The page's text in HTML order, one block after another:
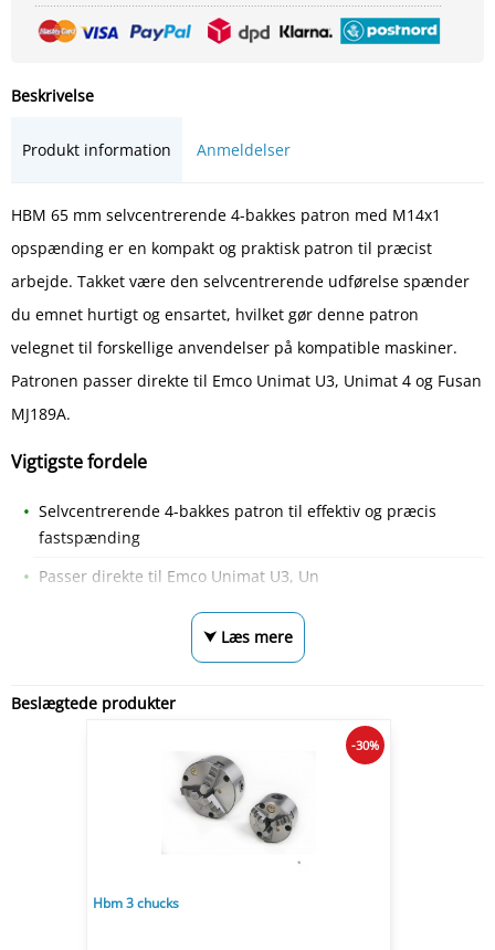
Beskrivelse
Produkt information Anmeldelser
HBM 65 mm selvcentrerende 4-bakkes patron med M14x1
opspænding er en kompakt og praktisk patron til præcist
arbejde. Takket være den selvcentrerende udførelse spænder
du emnet hurtigt og ensartet, hvilket gør denne patron
velegnet til forskellige anvendelser på kompatible maskiner.
Patronen passer direkte til Emco Unimat U3, Unimat 4 og Fusan
MJ189A.
Vigtigste fordele
Selvcentrerende 4-bakkes patron til effektiv og præcis
fastspænding
Passer direkte til Emco Unimat U3, Un
⮟ Læs mere
Beslægtede produkter
Hbm 3 chucks
-30%